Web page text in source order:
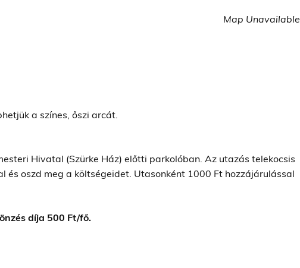
Map Unavailable
a színes, őszi arcát.
Hivatal (Szürke Ház) előtti parkolóban. Az utazás telekocsis
és oszd meg a költségeidet. Utasonként 1000 Ft hozzájárulással
díja 500 Ft/fő.